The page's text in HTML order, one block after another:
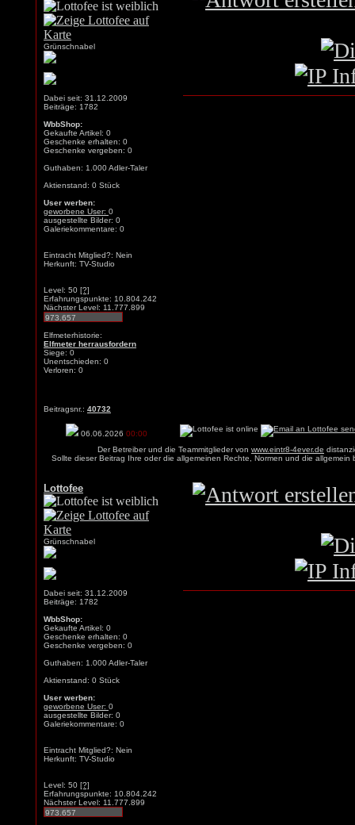
Grünschnabel
Dabei seit: 31.12.2009
Beiträge: 1782
WbbShop:
Gekaufte Artikel: 0
Geschenke erhalten: 0
Geschenke vergeben: 0
Guthaben: 1.000 Adler-Taler
Aktienstand: 0 Stück
User werben:
geworbene User: 0
ausgestellte Bilder: 0
Galeriekommentare: 0
Eintracht Mitglied?: Nein
Herkunft: TV-Studio
Level: 50 [?]
Erfahrungspunkte: 10.804.242
Nächster Level: 11.777.899
Elfmeterhistorie:
Elfmeter herrausfordern
Siege: 0
Unentschieden: 0
Verloren: 0
Beitragsnr.: 40732
06.06.2026 00:00
Der Betreiber und die Teammitglieder von www.eintr8-4ever.de
Sollte dieser Beitrag Ihre oder die allgemeinen Rechte, Normen und die
Lottofee
Grünschnabel
Dabei seit: 31.12.2009
Beiträge: 1782
WbbShop:
Gekaufte Artikel: 0
Geschenke erhalten: 0
Geschenke vergeben: 0
Guthaben: 1.000 Adler-Taler
Aktienstand: 0 Stück
User werben:
geworbene User: 0
ausgestellte Bilder: 0
Galeriekommentare: 0
Eintracht Mitglied?: Nein
Herkunft: TV-Studio
Level: 50 [?]
Erfahrungspunkte: 10.804.242
Nächster Level: 11.777.899